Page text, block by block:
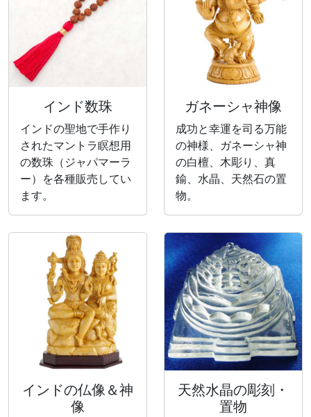
インド数珠
インドの聖地で手作り
されたマントラ瞑想用
の数珠（ジャパマーラ
ー）を各種販売してい
ます。
ガネーシャ神像
成功と幸運を司る万能
の神様、ガネーシャ神
の白檀、木彫り、真
鍮、水晶、天然石の置
物。
インドの仏像＆神
像
天然水晶の彫刻・
置物